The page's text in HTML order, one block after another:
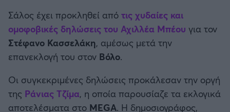
Αστέρας Τρίπολης
Παναιτωλικός
Ηρακλής
Σάλος έχει προκληθεί από τις χυδαίες και
ομοφοβικές δηλώσεις του Αχιλλέα Μπέου για τον
Στέφανο Κασσελάκη, αμέσως μετά την
επανεκλογή του στον Βόλο.
Οι συγκεκριμένες δηλώσεις προκάλεσαν την οργή
της Ράνιας Τζίμα, η οποία παρουσίαζε τα εκλογικά
αποτελέσματα στο MEGA. Η δημοσιογράφος,